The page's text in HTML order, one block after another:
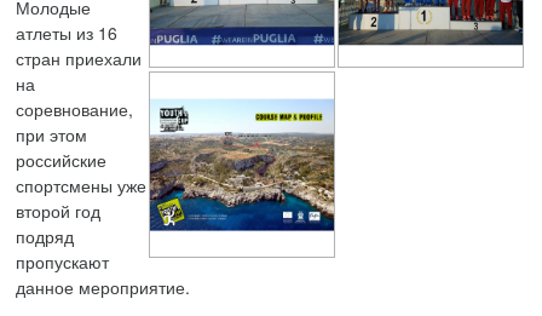
Молодые
атлеты из 16
стран приехали
на
соревнование,
при этом
российские
спортсмены уже
второй год
подряд
пропускают
данное мероприятие.